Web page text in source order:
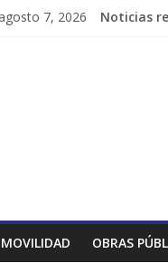
7, 2026 Noticias
MOVILIDAD OBRAS